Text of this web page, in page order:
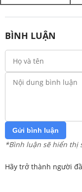
BÌNH LUẬN
Gửi bình luận
*Bình luận sẽ hiển thị
Hãy trở thành người